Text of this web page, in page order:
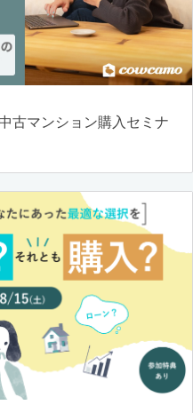
古マンション購入セミナ